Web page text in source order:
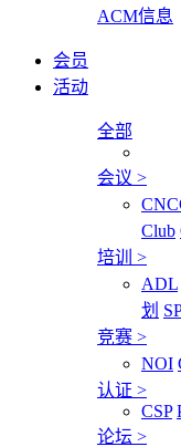
ACM信息
会员
活动
全部
会议 >
Club
培训 >
ADL
划
竞赛 >
NOI
认证 >
CSP
论坛 >